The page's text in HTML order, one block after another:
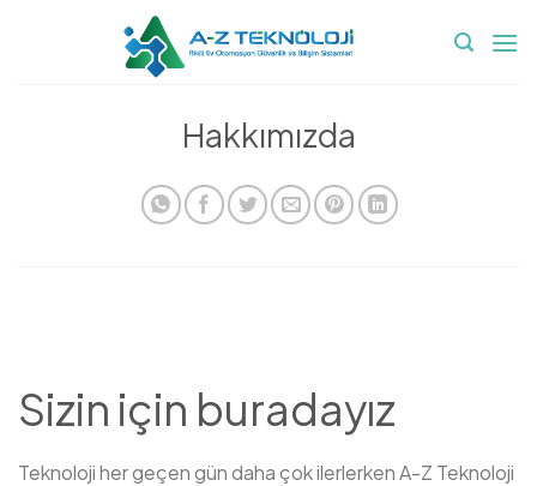
Hakkımızda
Sizin için buradayız
Teknoloji her geçen gün daha çok ilerlerken A-Z Teknoloji